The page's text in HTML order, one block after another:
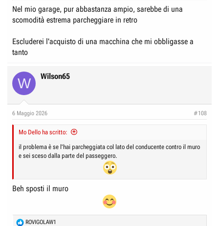
Nel mio garage, pur abbastanza ampio, sarebbe di una
scomodità estrema parcheggiare in retro
Escluderei l'acquisto di una macchina che mi obbligasse a
tanto
W Wilson65
6 Maggio 2026 #108
Mo Dello ha scritto:
il problema è se l'hai parcheggiata col lato del conducente contro il muro
e sei sceso dalla parte del passeggero.
Beh sposti il muro
RROVIGOLAW1